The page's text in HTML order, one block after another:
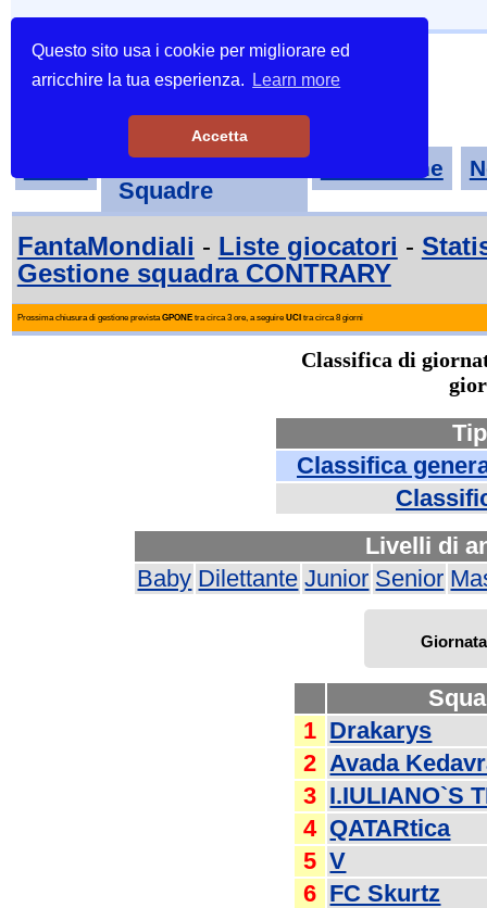
Questo sito usa i cookie per migliorare ed
arricchire la tua esperienza.
Learn more
Accetta
Tornei-
Squadre
Classifiche
FantaMondiali - Liste giocatori -
Gestione squadra CONTRARY
Prossima chiusura di gestione previstaGPONEtra circa 3 ore, a seguire UCI tra circa 8 giorni
Classifica di
Classifica
Livelli di
Baby Dilettante Junior Senior
Giornata
1 Drakarys
2 Avada
3 I.IULIANO`S
4 QATARtica
5 V
6 FC Skurtz